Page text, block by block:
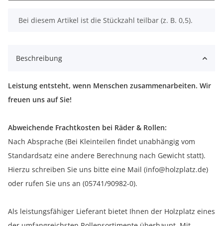
x
Bei diesem Artikel ist die Stückzahl teilbar (z. B. 0,5).
Beschreibung
Leistung entsteht, wenn Menschen zusammenarbeiten. Wir
freuen uns auf Sie!
Abweichende Frachtkosten bei Räder & Rollen:
Nach Absprache (Bei Kleinteilen findet unabhängig vom
Standardsatz eine andere Berechnung nach Gewicht statt).
Hierzu schreiben Sie uns bitte eine Mail (info@holzplatz.de)
oder rufen Sie uns an (05741/90982-0).
Als leistungsfähiger Lieferant bietet Ihnen der Holzplatz eines